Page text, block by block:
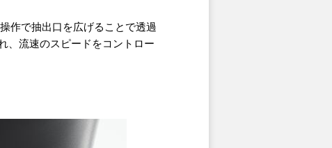
作で抽出口を広げることで透過
流速のスピードをコントロー